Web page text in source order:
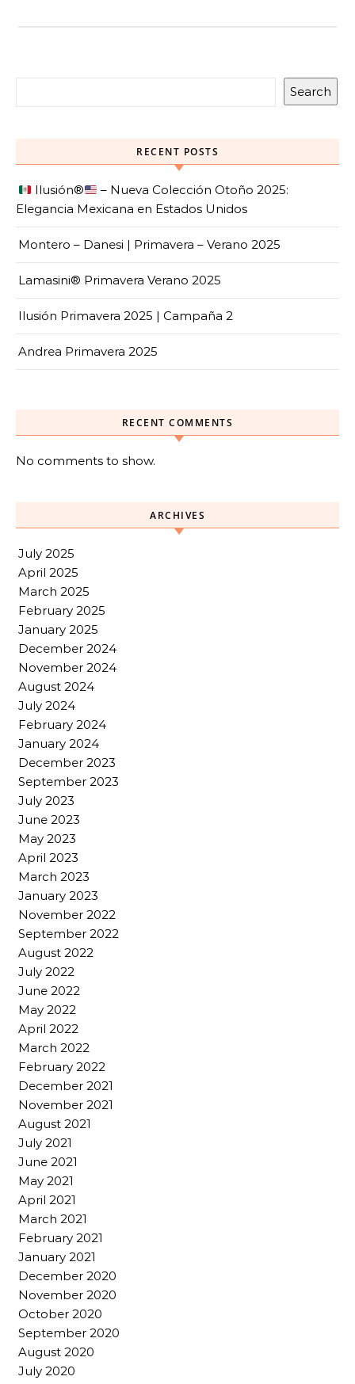
Search
RECENT POSTS
Ilusión®️
– Nueva Colección Otoño 2025:
Elegancia Mexicana en Estados Unidos
Montero – Danesi | Primavera – Verano 2025
Lamasini® Primavera Verano 2025
Ilusión Primavera 2025 | Campaña 2
Andrea Primavera 2025
RECENT COMMENTS
No comments to show.
ARCHIVES
July 2025
April 2025
March 2025
February 2025
January 2025
December 2024
November 2024
August 2024
July 2024
February 2024
January 2024
December 2023
September 2023
July 2023
June 2023
May 2023
April 2023
March 2023
January 2023
November 2022
September 2022
August 2022
July 2022
June 2022
May 2022
April 2022
March 2022
February 2022
December 2021
November 2021
August 2021
July 2021
June 2021
May 2021
April 2021
March 2021
February 2021
January 2021
December 2020
November 2020
October 2020
September 2020
August 2020
July 2020